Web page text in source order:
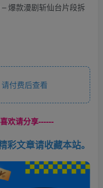
爆款漫剧斩仙台片段拆
付费后查看
欢请分享------
彩文章请收藏本站。